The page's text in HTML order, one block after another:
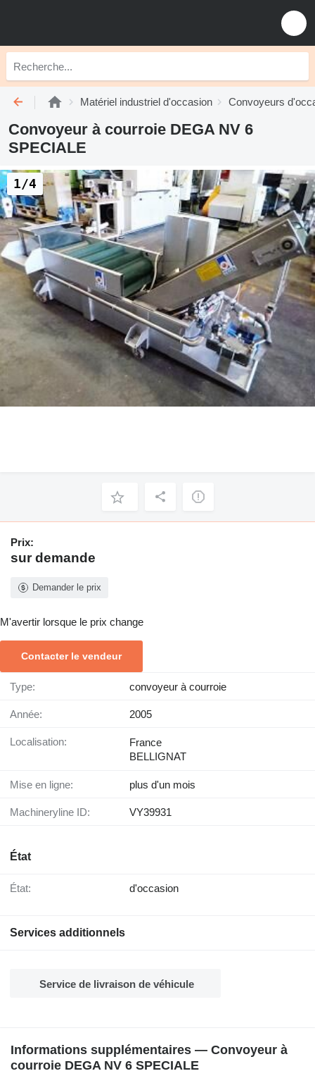
Matériel industriel d'occasion Convoyeurs
Convoyeur à courroie DEGA NV 6
SPECIALE
1/4
Prix:
sur demande
Demander le prix
M'avertir lorsque le prix change
Contacter le vendeur
Type: convoyeur à courroie
Année: 2005
Localisation:
France
BELLIGNAT
Mise en ligne: plus d'un mois
Machineryline ID: VY39931
État
État: d'occasion
Services additionnels
Service de livraison de véhicule
Informations supplémentaires — Convoyeur à
courroie DEGA NV 6 SPECIALE